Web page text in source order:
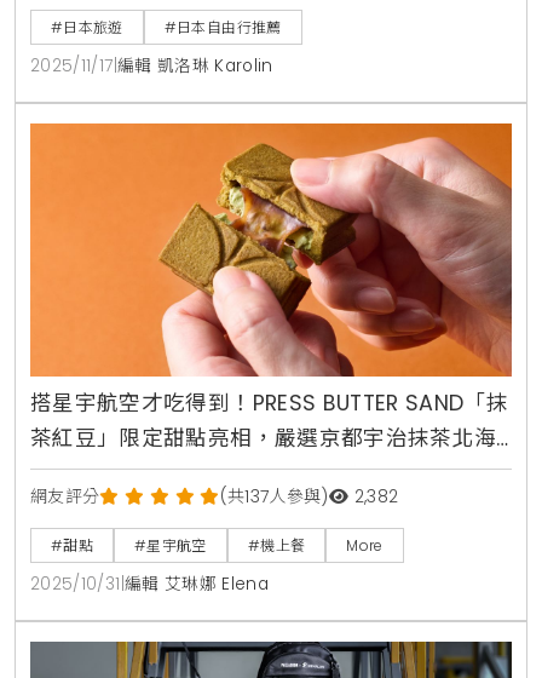
#日本旅遊 #日本自由行推薦
2025/11/17 編輯 凱洛琳 Karolin
搭星宇航空才吃得到！PRESS BUTTER SAND「抹
茶紅豆」限定甜點亮相，嚴選京都宇治抹茶北海
道紅豆，東京大阪返台航線獨家供應
網友評分 (共137人參與) 2,382
#甜點 #星宇航空 #機上餐 More
2025/10/31 編輯 艾琳娜 Elena